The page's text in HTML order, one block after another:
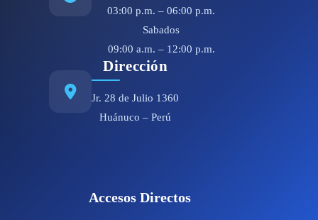
03:00 p.m. – 06:00 p.m.
Sabados
09:00 a.m. – 12:00 p.m.
Dirección
Jr. 28 de Julio 1360
Huánuco – Perú
Accesos Directos